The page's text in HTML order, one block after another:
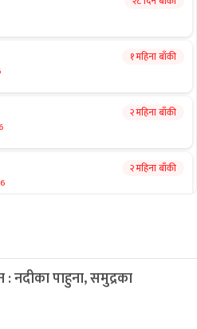
१ महिना बाँकी
२ महिना बाँकी
२ महिना बाँकी
२ महिना बाँकी
नदीका पाहुना, समुद्रका